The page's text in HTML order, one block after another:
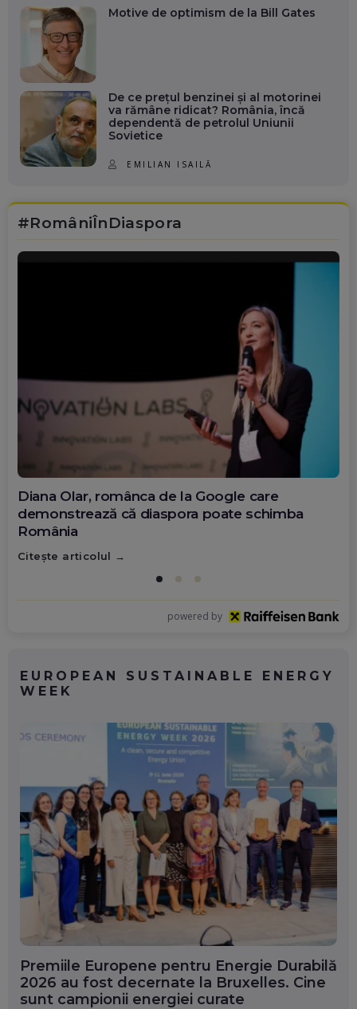
Motive de optimism de la Bill Gates
De ce prețul benzinei și al motorinei
va rămâne ridicat? România, încă
dependentă de petrolul Uniunii
Sovietice
EMILIAN ISAILĂ
#RomâniÎnDiaspora
Diana Olar, românca de la Google care
demonstrează că diaspora poate schimba
România
Citește articolul
powered by
EUROPEAN SUSTAINABLE ENERGY
WEEK
Premiile Europene pentru Energie Durabilă
2026 au fost decernate la Bruxelles. Cine
sunt campionii energiei curate